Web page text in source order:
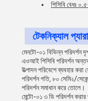
পিসিবি বেধঃ
টেকনিক্যাল
মেনটো-০১ বিভিন্ন পরিদর্শন
এওআই পিসিবি পরিদর্শন
উত্পাদন পরিবেশে ব্যবহার
পরিদর্শন গতি, ৮০ সেমি২/
পরিদর্শন সমাধান করে তোলে।
মেন্টো-০১ ৩ ডি পরিদর্শন